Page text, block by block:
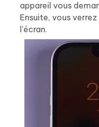
appareil vous
Ensuite, vous
l'écran.